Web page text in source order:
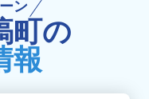
白石市 /仙台市
仙台市若林区
区
村 / 川俣町 / 喜
桑折町 /郡山市
ン
町の
報